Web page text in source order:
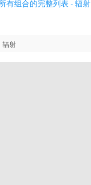
有组合的完整列表 - 辐射
辐射